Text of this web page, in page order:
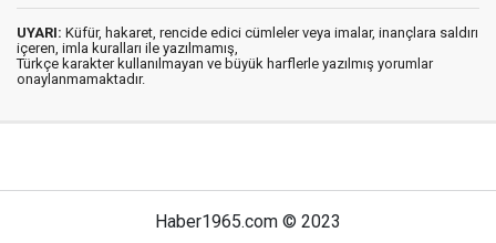
UYARI: Küfür, hakaret, rencide edici cümleler veya imalar, inançlara saldırı
içeren, imla kuralları ile yazılmamış,
Türkçe karakter kullanılmayan ve büyük harflerle yazılmış yorumlar
onaylanmamaktadır.
Haber1965.com © 2023